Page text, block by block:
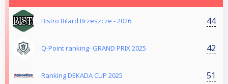
Bistro Bilard Brzeszcze - 2026 44
Q-Point ranking- GRAND PRIX 2025 42
Ranking DEKADA CUP 2025 51